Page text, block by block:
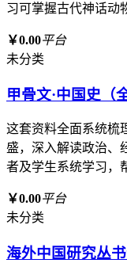
习可掌握古代神话动
￥0.00平台
未分类
甲骨文·中国史（
这套资料全面系统梳
盛，深入解读政治、
者及学生系统学习，
￥0.00平台
未分类
海外中国研究丛